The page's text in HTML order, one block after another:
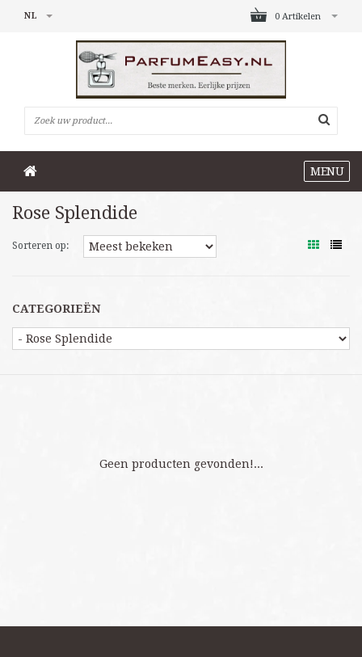
0 Artikelen
NL
MENU
Rose Splendide
Sorteren op:
CATEGORIEËN
Geen producten gevonden!...